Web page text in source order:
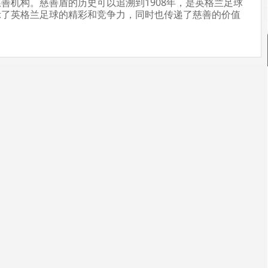
英格兰足球的精彩和竞争力，同时也传递了慈善的价值